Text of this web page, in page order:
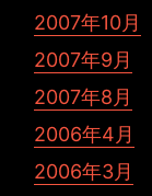
2007年10月
2007年9月
2007年8月
2006年4月
2006年3月